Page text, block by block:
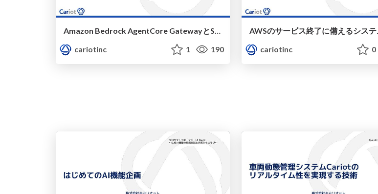
Amazon Bedrock AgentCore GatewayとSalesforceで実現する汎用クエリAIエージェント/cariot-meguro-lt
cariotinc
1 190
cariotinc
0